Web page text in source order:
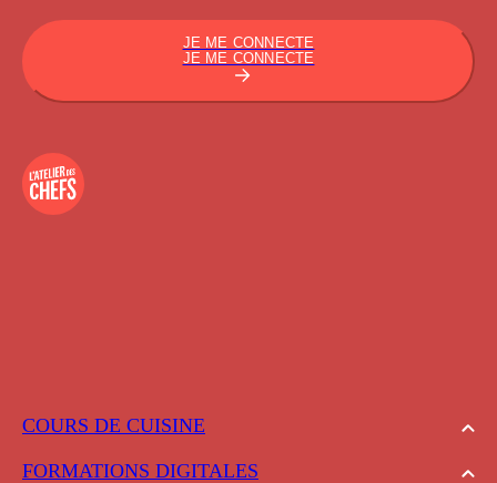
COURS DE CUISINE
FORMATIONS DIGITALES
JE ME CONNECTE
JE ME CONNECTE